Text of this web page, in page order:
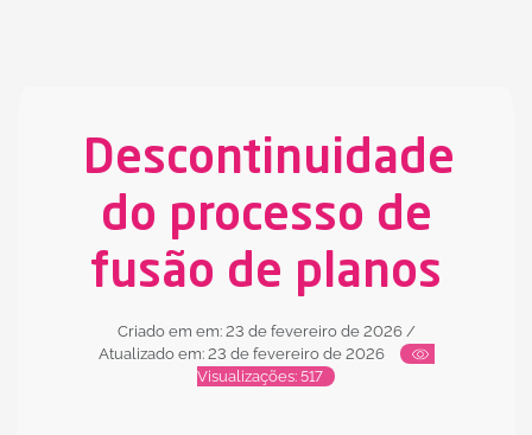
Descontinuidade
do processo de
fusão de planos
Criado em em: 23 de fevereiro de 2026 /
Atualizado em: 23 de fevereiro de 2026
Visualizações: 517